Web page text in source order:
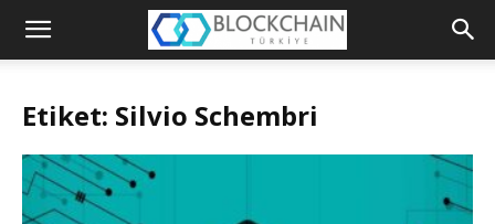
Blockchain
Etiket: Silvio Schembri